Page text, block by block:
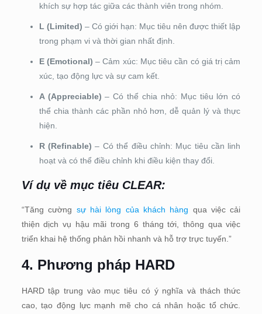
khích sự hợp tác giữa các thành viên trong nhóm.
L (Limited) – Có giới hạn: Mục tiêu nên được thiết lập
trong phạm vi và thời gian nhất định.
E (Emotional) – Cảm xúc: Mục tiêu cần có giá trị cảm
xúc, tạo động lực và sự cam kết.
A (Appreciable) – Có thể chia nhỏ: Mục tiêu lớn có
thể chia thành các phần nhỏ hơn, dễ quản lý và thực
hiện.
R (Refinable) – Có thể điều chỉnh: Mục tiêu cần linh
hoạt và có thể điều chỉnh khi điều kiện thay đổi.
Ví dụ về mục tiêu CLEAR:
“Tăng cường sự hài lòng của khách hàng qua việc cải
thiện dịch vụ hậu mãi trong 6 tháng tới, thông qua việc
triển khai hệ thống phản hồi nhanh và hỗ trợ trực tuyến.”
4. Phương pháp HARD
HARD tập trung vào mục tiêu có ý nghĩa và thách thức
cao, tạo động lực mạnh mẽ cho cá nhân hoặc tổ chức.